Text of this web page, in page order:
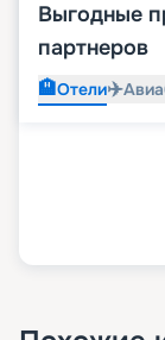
Выгодные
партнеров
🏨Отели✈️